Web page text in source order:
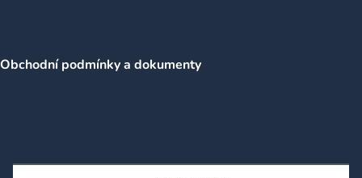
Obchodní podmínky a dokumenty